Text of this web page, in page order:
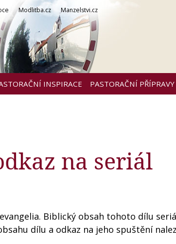
Modlitba.cz Manzelstvi.cz
INSPIRACE PASTORAČNÍ PŘÍPRAVY
na seriál
Biblický obsah tohoto dílu
dílu a odkaz na jeho spuštění